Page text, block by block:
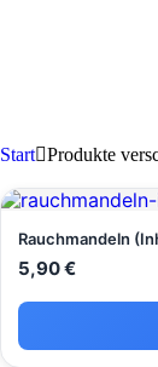
Start Produkte
Rauchmandeln
5,90€